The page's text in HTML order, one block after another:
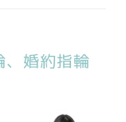
、婚約指輪